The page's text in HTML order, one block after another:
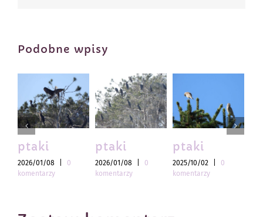
Podobne wpisy
ptaki
2026/01/08
0
komentarzy
ptaki
2026/01/08
0
komentarzy
ptaki
2025/10/02
0
komentarzy